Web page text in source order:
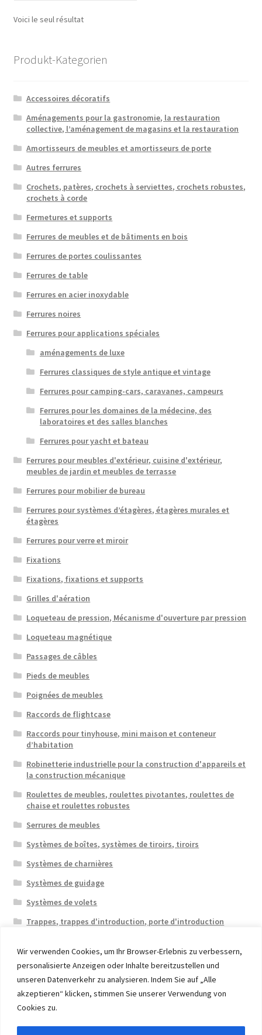
Wir verwenden Cookies, um Ihr Browser-Erlebnis zu verbessern,
personalisierte Anzeigen oder Inhalte bereitzustellen und
unseren Datenverkehr zu analysieren. Indem Sie auf „Alle
akzeptieren“ klicken, stimmen Sie unserer Verwendung von
Cookies zu.
Voici le seul résultat
Produkt-Kategorien
Accessoires décoratifs
Aménagements pour la gastronomie, la restauration
collective, l’aménagement de magasins et la restauration
Amortisseurs de meubles et amortisseurs de porte
Autres ferrures
Crochets, patères, crochets à serviettes, crochets robustes,
crochets à corde
Fermetures et supports
Ferrures de meubles et de bâtiments en bois
Ferrures de portes coulissantes
Ferrures de table
Ferrures en acier inoxydable
Ferrures noires
Ferrures pour applications spéciales
aménagements de luxe
Ferrures classiques de style antique et vintage
Ferrures pour camping-cars, caravanes, campeurs
Ferrures pour les domaines de la médecine, des
laboratoires et des salles blanches
Ferrures pour yacht et bateau
Ferrures pour meubles d'extérieur, cuisine d'extérieur,
meubles de jardin et meubles de terrasse
Ferrures pour mobilier de bureau
Ferrures pour systèmes d’étagères, étagères murales et
étagères
Ferrures pour verre et miroir
Fixations
Fixations, fixations et supports
Grilles d'aération
Loqueteau de pression, Mécanisme d'ouverture par pression
Loqueteau magnétique
Passages de câbles
Pieds de meubles
Poignées de meubles
Raccords de flightcase
Raccords pour tinyhouse, mini maison et conteneur
d’habitation
Robinetterie industrielle pour la construction d'appareils et
la construction mécanique
Roulettes de meubles, roulettes pivotantes, roulettes de
chaise et roulettes robustes
Serrures de meubles
Systèmes de boîtes, systèmes de tiroirs, tiroirs
Systèmes de charnières
Systèmes de guidage
Systèmes de volets
Trappes, trappes d'introduction, porte d'introduction
© 2026 Eruon Trade UG, Germany, member of the ERUON